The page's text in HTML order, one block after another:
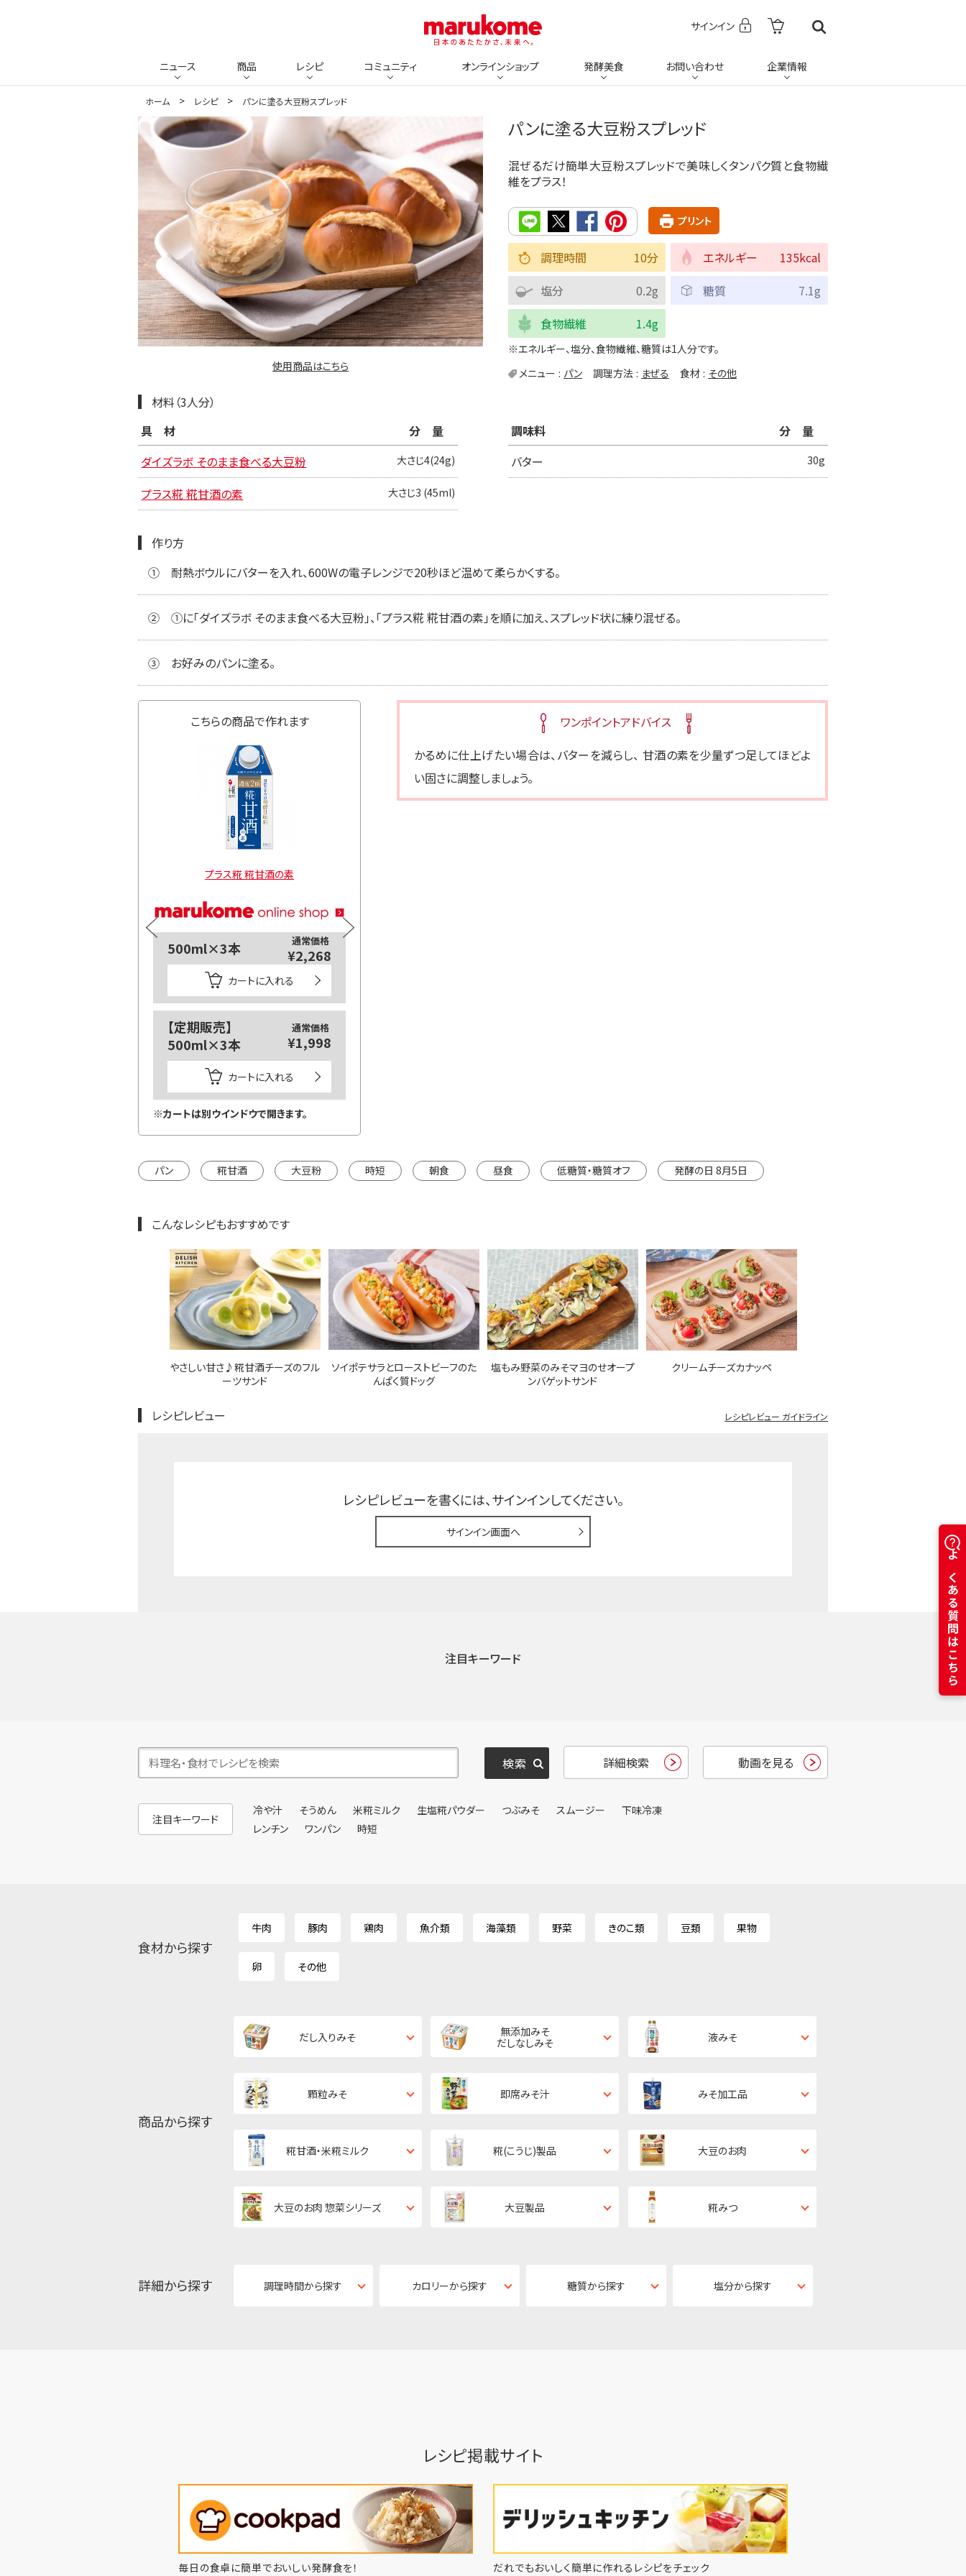
サインイン
ニュース 商品 レシピ コミュニティ オンラインショップ 発酵美食 お問い合わせ 企業情報
ホーム レシピ パンに塗る大豆粉スプレッド
使用商品はこちら
パンに塗る大豆粉スプレッド
混ぜるだけ簡単大豆粉スプレッドで美味しくタンパク質と食物繊
維をプラス！
プリント
調理時間 10分 エネルギー
135kcal
塩分
0.2g 糖質
7.1g
食物繊維
1.4g
※エネルギー、塩分、食物繊維、糖質は1人分です。
メニュー
パン 調理方法 まぜる 食材 その他
材料（3人分）
具材
分量
ダイズラボ そのまま食べる大豆粉
大さじ4(24g)
プラス糀 糀甘酒の素 大さじ3 (45ml)
調味料
分量
バター
30g
作り方
①
耐熱ボウルにバターを入れ、600Wの電子レンジで20秒ほど温めて柔らかくする。
② ①に「ダイズラボ そのまま食べる大豆粉」、「プラス糀 糀甘酒の素」を順に加え、スプレッド状に練り混ぜる。
③ お好みのパンに塗る。
ワンポイントアドバイス
かるめに仕上げたい場合は、バターを減らし、 甘酒の素を少量ずつ足してほどよ
い固さに調整しましょう。
こちらの商品で作れます
プラス糀 糀甘酒の素
500ml×3本 通常価格
¥2,268
カートに入れる
【定期販売】
500ml×3本
通常価格
¥1,998
カートに入れる
※カートは別ウインドウで開きます。
パン 糀甘酒 大豆粉 時短 朝食 昼食 低糖質・糖質オフ 発酵の日 8月5日
こんなレシピもおすすめです
やさしい甘さ♪糀甘酒チーズのフル
ーツサンド
ソイポテサラとローストビーフのた
んぱく質ドッグ
塩もみ野菜のみそマヨのせオープ
ンバゲットサンド
クリームチーズカナッペ
レシピレビュー レシピレビュー ガイドライン
レシピレビューを書くには、サインインしてください。
サインイン画面へ
注目キーワード
詳細検索 動画を見る
注目キーワード
冷や汁 そうめん 米糀ミルク 生塩糀パウダー つぶみそ スムージー
下味冷凍
レンチン
ワンパン 時短
食材から探す
牛肉 豚肉 鶏肉 魚介類 海藻類 野菜 きのこ類 豆類 果物
卵 その他
商品から探す
だし入りみそ
無添加みそ
だしなしみそ
液みそ
顆粒みそ 即席みそ汁 みそ加工品
糀甘酒・米糀ミルク 糀(こうじ)製品 大豆のお肉
大豆のお肉 惣菜シリーズ 大豆製品 糀みつ
詳細から探す 調理時間から探す カロリーから探す 糖質から探す 塩分から探す
レシピ掲載サイト
毎日の食卓に簡単でおいしい発酵食を！ だれでもおいしく簡単に作れるレシピをチェック
よくある質問はこちら